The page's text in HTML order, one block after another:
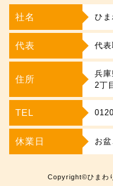
社名 ひ
代表 代
住所
兵
2丁
TEL
休業日 お
Copyright©ひまわ